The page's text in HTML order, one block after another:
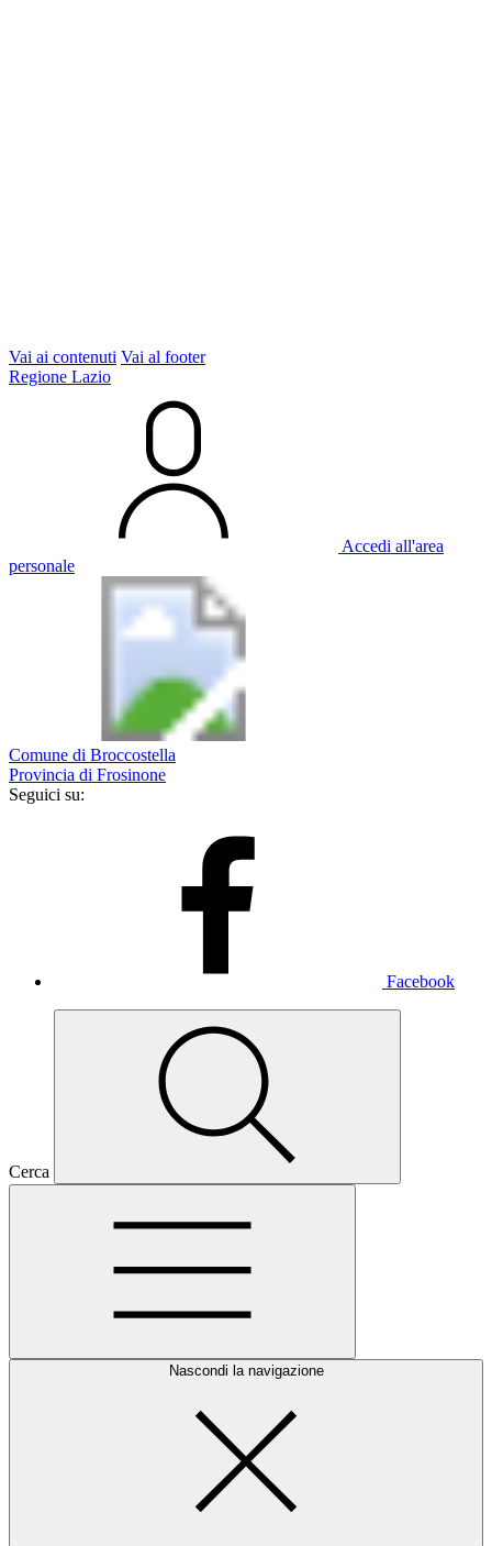
Vai ai contenuti Vai al footer
Regione Lazio
Accedi all'area
personale
Comune di Broccostella
Provincia di Frosinone
Seguici su:
Facebook
Cerca
Nascondi la navigazione